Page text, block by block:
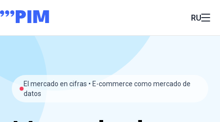
RU
El mercado en cifras • E-commerce como mercado de
datos